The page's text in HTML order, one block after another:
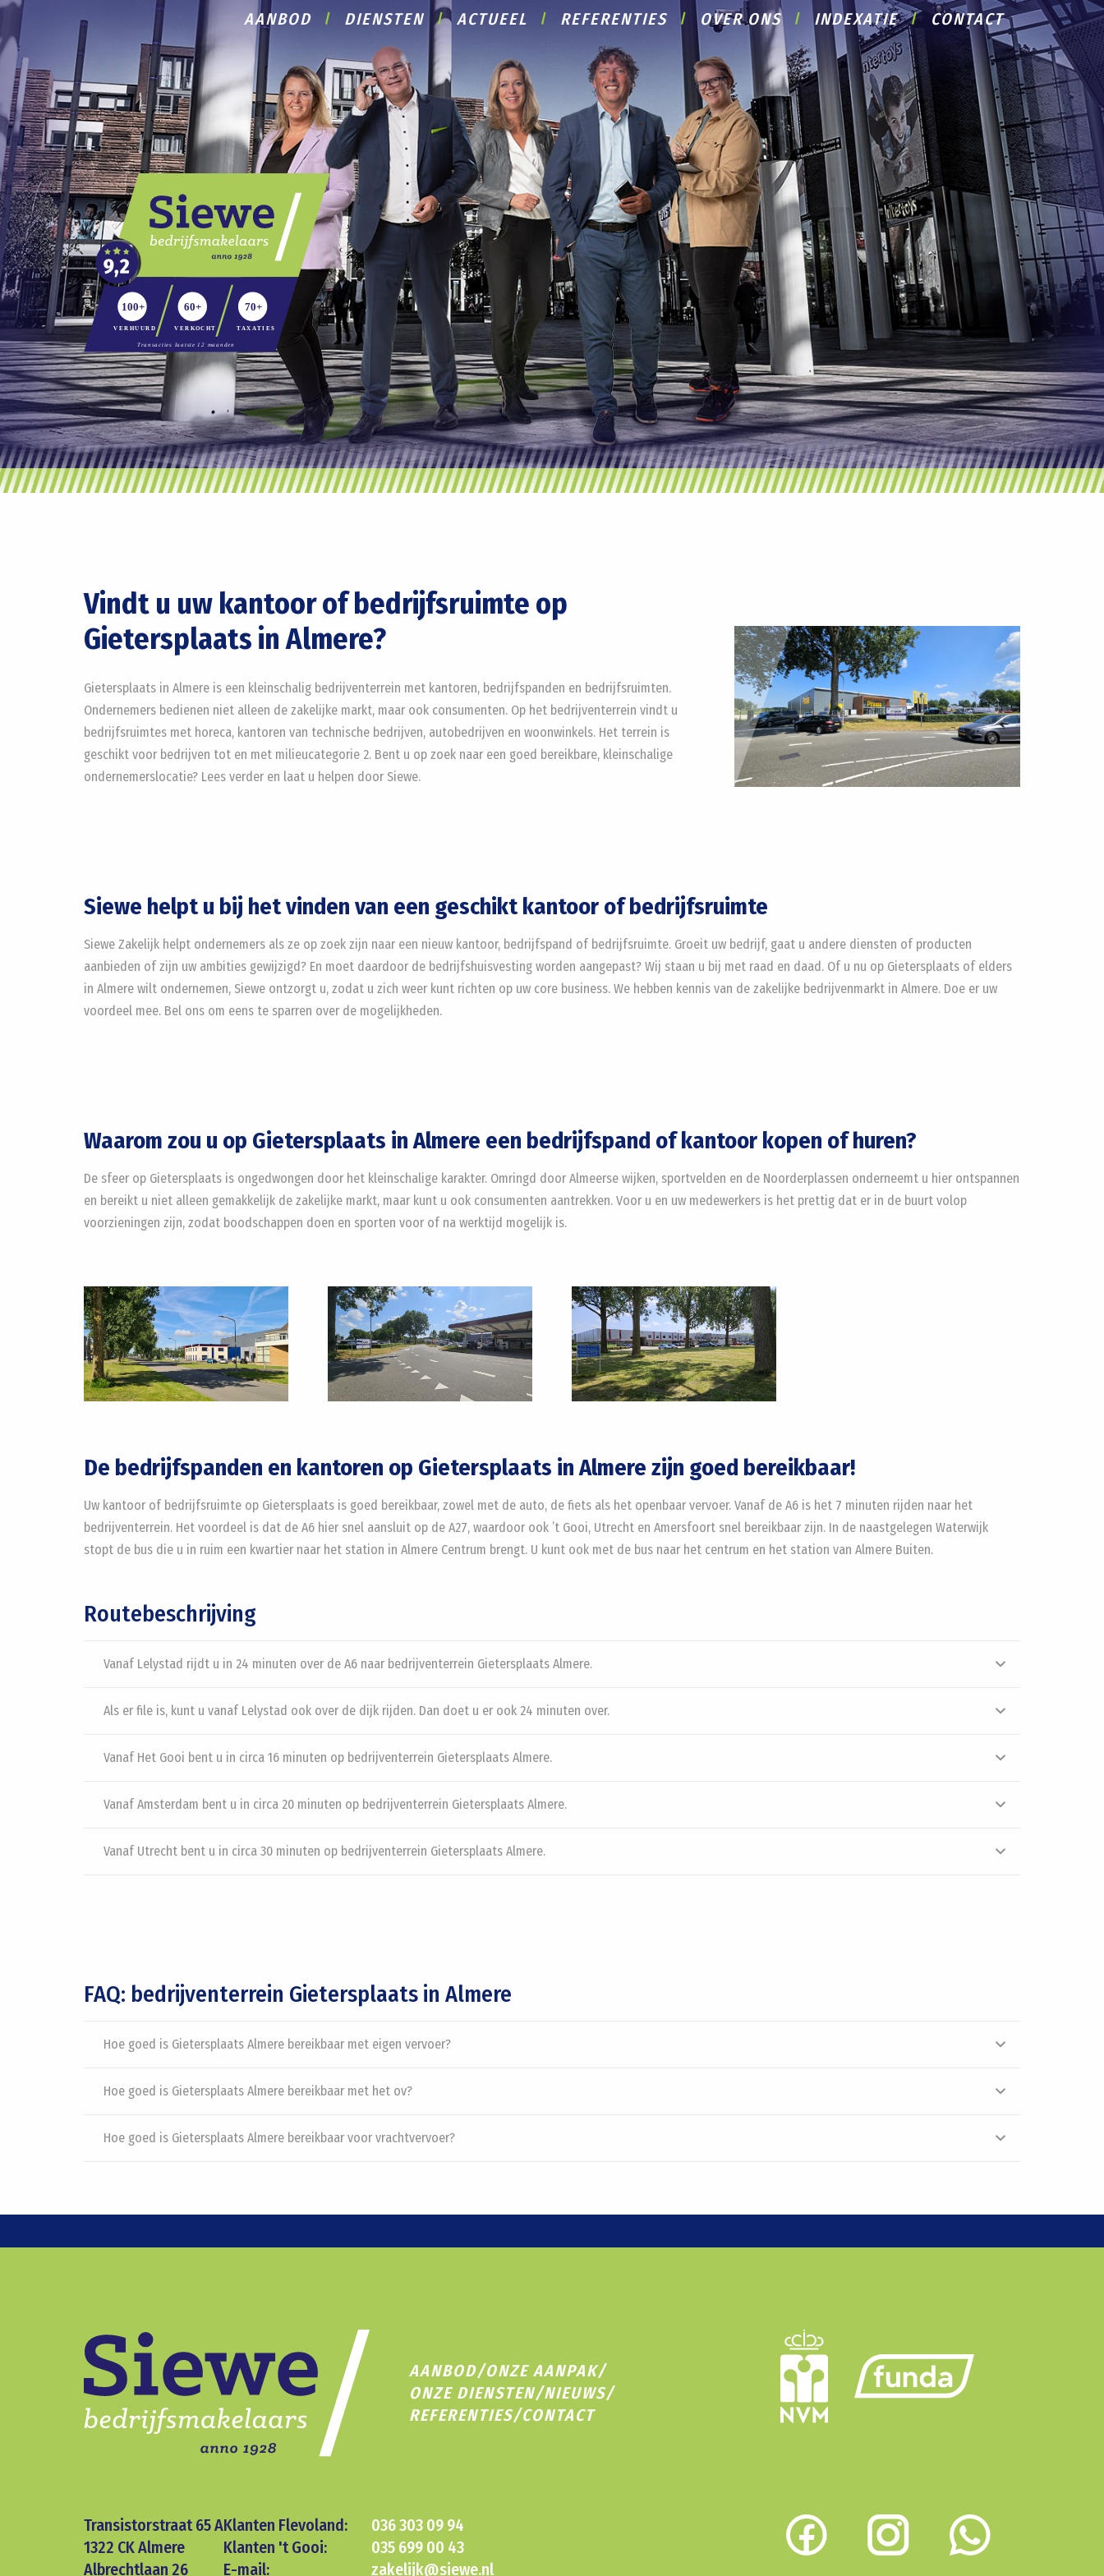
AANBOD DIENSTEN ACTUEEL REFERENTIES OVER ONS INDEXATIE CONTACT
Vindt u uw kantoor of bedrijfsruimte op
Gietersplaats in Almere?
Gietersplaats in Almere is een kleinschalig bedrijventerrein met kantoren, bedrijfspanden en bedrijfsruimten.
Ondernemers bedienen niet alleen de zakelijke markt, maar ook consumenten. Op het bedrijventerrein vindt u
bedrijfsruimtes met horeca, kantoren van technische bedrijven, autobedrijven en woonwinkels. Het terrein is
geschikt voor bedrijven tot en met milieucategorie 2. Bent u op zoek naar een goed bereikbare, kleinschalige
ondernemerslocatie? Lees verder en laat u helpen door Siewe.
Siewe helpt u bij het vinden van een geschikt kantoor of bedrijfsruimte
Siewe Zakelijk helpt ondernemers als ze op zoek zijn naar een nieuw kantoor, bedrijfspand of bedrijfsruimte. Groeit uw bedrijf, gaat u andere diensten of producten
aanbieden of zijn uw ambities gewijzigd? En moet daardoor de bedrijfshuisvesting worden aangepast? Wij staan u bij met raad en daad. Of u nu op Gietersplaats of elders
in Almere wilt ondernemen, Siewe ontzorgt u, zodat u zich weer kunt richten op uw core business. We hebben kennis van de zakelijke bedrijvenmarkt in Almere. Doe er uw
voordeel mee. Bel ons om eens te sparren over de mogelijkheden.
Waarom zou u op Gietersplaats in Almere een bedrijfspand of kantoor kopen of huren?
De sfeer op Gietersplaats is ongedwongen door het kleinschalige karakter. Omringd door Almeerse wijken, sportvelden en de Noorderplassen onderneemt u hier ontspannen
en bereikt u niet alleen gemakkelijk de zakelijke markt, maar kunt u ook consumenten aantrekken. Voor u en uw medewerkers is het prettig dat er in de buurt volop
voorzieningen zijn, zodat boodschappen doen en sporten voor of na werktijd mogelijk is.
De bedrijfspanden en kantoren op Gietersplaats in Almere zijn goed bereikbaar!
Uw kantoor of bedrijfsruimte op Gietersplaats is goed bereikbaar, zowel met de auto, de fiets als het openbaar vervoer. Vanaf de A6 is het 7 minuten rijden naar het
bedrijventerrein. Het voordeel is dat de A6 hier snel aansluit op de A27, waardoor ook ’t Gooi, Utrecht en Amersfoort snel bereikbaar zijn. In de naastgelegen Waterwijk
stopt de bus die u in ruim een kwartier naar het station in Almere Centrum brengt. U kunt ook met de bus naar het centrum en het station van Almere Buiten.
Routebeschrijving
Vanaf Lelystad rijdt u in 24 minuten over de A6 naar bedrijventerrein Gietersplaats Almere.
Als er file is, kunt u vanaf Lelystad ook over de dijk rijden. Dan doet u er ook 24 minuten over.
Vanaf Het Gooi bent u in circa 16 minuten op bedrijventerrein Gietersplaats Almere.
Vanaf Amsterdam bent u in circa 20 minuten op bedrijventerrein Gietersplaats Almere.
Vanaf Utrecht bent u in circa 30 minuten op bedrijventerrein Gietersplaats Almere.
FAQ: bedrijventerrein Gietersplaats in Almere
Hoe goed is Gietersplaats Almere bereikbaar met eigen vervoer?
Hoe goed is Gietersplaats Almere bereikbaar met het ov?
Hoe goed is Gietersplaats Almere bereikbaar voor vrachtvervoer?
AANBOD/ONZE AANPAK/
ONZE DIENSTEN/NIEUWS/
REFERENTIES/CONTACT
Transistorstraat 65 A
1322 CK Almere
Albrechtlaan 26
Klanten Flevoland:
036 303 09 94
Klanten 't Gooi:
035 699 00 43
E-mail:
zakelijk@siewe.nl